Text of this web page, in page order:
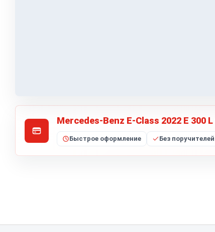
Mercedes-Benz E-Class 2022 E 300 L
Быстрое оформление Без поручителей